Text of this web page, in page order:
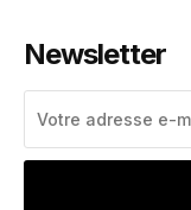
Newsletter